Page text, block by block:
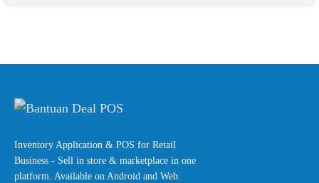
Inventory Application & POS for Retail
Business - Sell in store & marketplace in one
platform. Available on Android and Web.